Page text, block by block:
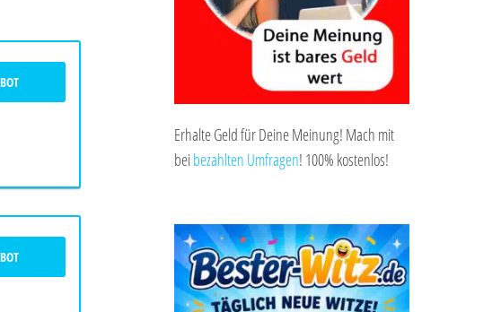
Erhalte Geld für Deine Meinung! Mach mit
beibezahlten Umfragen! 100% kostenlos!